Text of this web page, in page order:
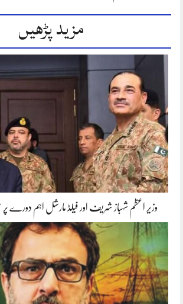
مزید پڑھیں
وزیر اعظم شہباز شریف اور فیلڈ مارشل اہم دورے